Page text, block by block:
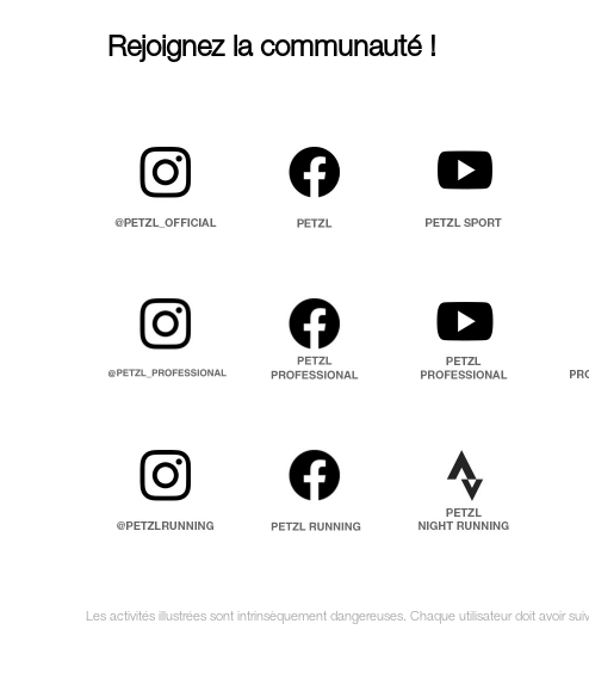
Rejoignez la communauté !
Les activités illustrées sont intrinsèquement dangereuses. Chaque utilisateur doit avoir